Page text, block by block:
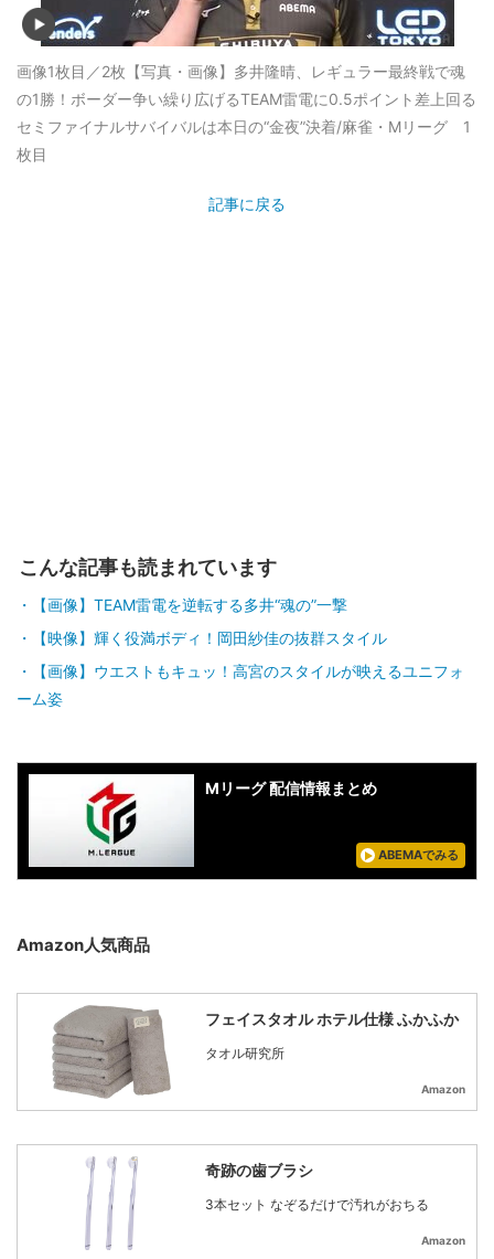
画像1枚目／2枚 【写真・画像】多井隆晴、レギュラー最終戦で魂
の1勝！ボーダー争い繰り広げるTEAM雷電に0.5ポイント差上回る
セミファイナルサバイバルは本日の“金夜”決着/麻雀・Mリーグ 1
枚目
記事に戻る
こんな記事も読まれています
【画像】TEAM雷電を逆転する多井“魂の”一撃
【映像】輝く役満ボディ！岡田紗佳の抜群スタイル
【画像】ウエストもキュッ！高宮のスタイルが映えるユニフォ
ーム姿
Mリーグ 配信情報まとめ
ABEMAでみる
Amazon人気商品
フェイスタオル ホテル仕様 ふかふか
タオル研究所
Amazon
奇跡の歯ブラシ
3本セット なぞるだけで汚れがおちる
Amazon